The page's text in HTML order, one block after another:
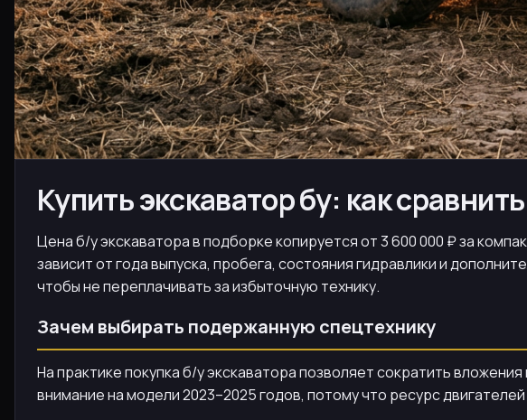
Купить экскаватор бу: как
Цена б/у экскаватора в подборке копируется от 3 600 000 ₽ за
зависит от года выпуска, пробега, состояния гидравлики и
чтобы не переплачивать за избыточную технику.
Зачем выбирать подержанную спецтехнику
На практике покупка б/у экскаватора позволяет сократить
внимание на модели 2023–2025 годов, потому что ресурс